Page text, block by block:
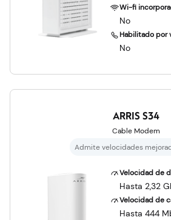
Wi-fi
No
Habilitado por
No
ARRIS S34
Cable Modem
Admite velocidades
Velocidad de
Hasta 2,32
Velocidad de
Hasta 444